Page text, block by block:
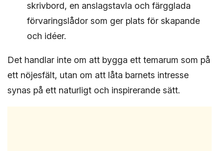
skrivbord, en anslagstavla och färgglada
förvaringslådor som ger plats för skapande
och idéer.
Det handlar inte om att bygga ett temarum som på
ett nöjesfält, utan om att låta barnets intresse
synas på ett naturligt och inspirerande sätt.